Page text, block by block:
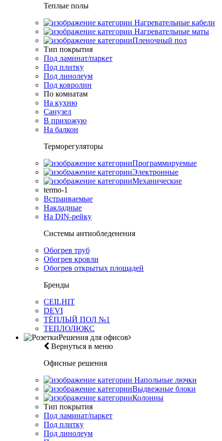
Теплые полы
Нагревательные кабели
Нагревательные маты
Пленочный пол
Тип покрытия
Под ламинат/паркет
Под плитку
Под линолеум
Под ковролин
По комнатам
На кухню
Санузел
В прихожую
На балкон
Терморегуляторы
Программируемые
Электронные
Механические
termo-1
Встраиваемые
Накладные
На DIN-рейку
Системы антиобледенения
Обогрев труб
Обогрев кровли
Обогрев открытых площадей
Бренды
CEILHIT
DEVI
ТЁПЛЫЙ ПОЛ №1
ТЕПЛОЛЮКС
Решения для офисов
Вернуться в меню
Офисные решения
Напольные лючки
Выдвежные блоки
Колонны
Тип покрытия
Под ламинат/паркет
Под плитку
Под линолеум